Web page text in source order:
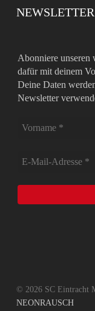
NEWSLETTER
Abonniere unseren
dafür mit deinem
Deine Daten
Newsletter
© 2026 SC Eintracht
NEONRAUSCH